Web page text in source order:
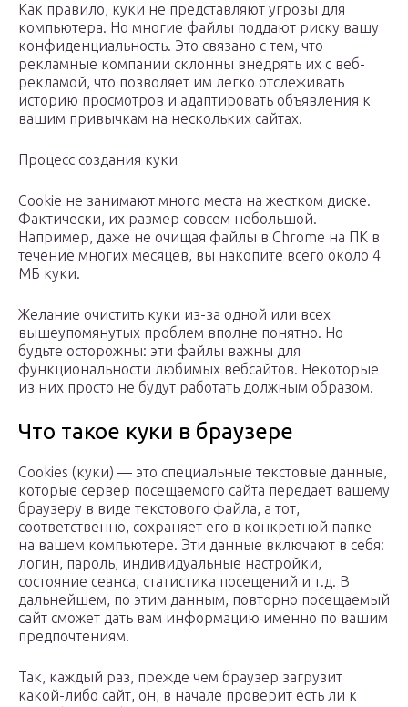
Как правило, куки не представляют угрозы для
компьютера. Но многие файлы поддают риску вашу
конфиденциальность. Это связано с тем, что
рекламные компании склонны внедрять их с веб-
рекламой, что позволяет им легко отслеживать
историю просмотров и адаптировать объявления к
вашим привычкам на нескольких сайтах.
Процесс создания куки
Cookie не занимают много места на жестком диске.
Фактически, их размер совсем небольшой.
Например, даже не очищая файлы в Chrome на ПК в
течение многих месяцев, вы накопите всего около 4
МБ куки.
Желание очистить куки из-за одной или всех
вышеупомянутых проблем вполне понятно. Но
будьте осторожны: эти файлы важны для
функциональности любимых вебсайтов. Некоторые
из них просто не будут работать должным образом.
Что такое куки в браузере
Cookies (куки) — это специальные текстовые данные,
которые сервер посещаемого сайта передает вашему
браузеру в виде текстового файла, а тот,
соответственно, сохраняет его в конкретной папке
на вашем компьютере. Эти данные включают в себя:
логин, пароль, индивидуальные настройки,
состояние сеанса, статистика посещений и т.д. В
дальнейшем, по этим данным, повторно посещаемый
сайт сможет дать вам информацию именно по вашим
предпочтениям.
Так, каждый раз, прежде чем браузер загрузит
какой-либо сайт, он, в начале проверит есть ли к